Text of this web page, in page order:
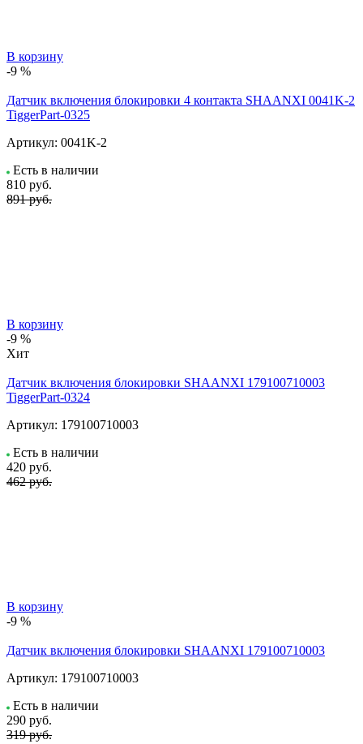
В корзину
-9 %
Датчик включения блокировки 4 контакта SHAANXI 0041K-2
TiggerPart-0325
Артикул: 0041K-2
Есть в наличии
810 руб.
891 руб.
В корзину
-9 %
Хит
Датчик включения блокировки SHAANXI 179100710003
TiggerPart-0324
Артикул: 179100710003
Есть в наличии
420 руб.
462 руб.
В корзину
-9 %
Датчик включения блокировки SHAANXI 179100710003
Артикул: 179100710003
Есть в наличии
290 руб.
319 руб.